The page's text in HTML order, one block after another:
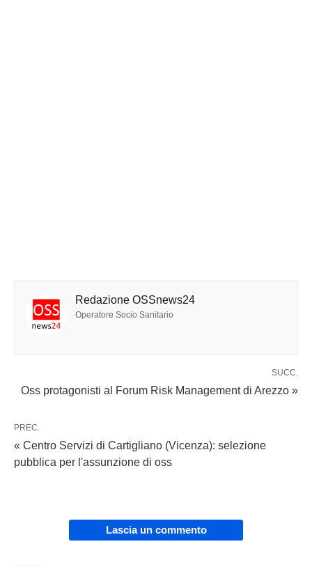
Redazione OSSnews24
Operatore Socio Sanitario
SUCC.
Oss protagonisti al Forum Risk Management di Arezzo »
PREC.
« Centro Servizi di Cartigliano (Vicenza): selezione
pubblica per l'assunzione di oss
Lascia un commento